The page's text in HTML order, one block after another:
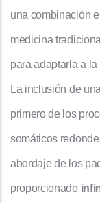
una combinación
medicina
para adaptarla a la
La inclusión de una
primero de los
somáticos
abordaje de los
proporcionado